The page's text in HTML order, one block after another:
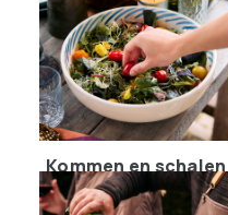
Kommen en schalen